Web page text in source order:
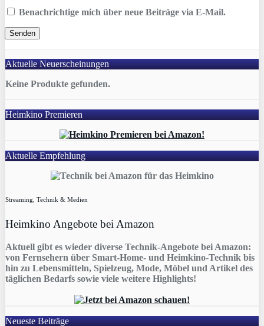
Benachrichtige mich über neue Beiträge via E-Mail.
Aktuelle Neuerscheinungen
Keine Produkte gefunden.
Heimkino Premieren
Aktuelle Empfehlung
Streaming, Technik & Medien
Heimkino Angebote bei Amazon
Aktuell gibt es wieder diverse Technik-Angebote bei Amazon:
von Fernsehern über Smart-Home- und Heimkino-Technik bis
hin zu Lebensmitteln, Spielzeug, Mode, Möbel und Artikel des
täglichen Bedarfs sowie viele weitere Highlights!
Neueste Beiträge